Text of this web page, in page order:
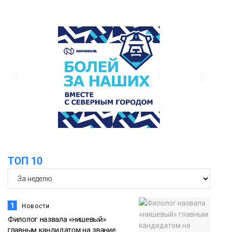
в связи с Днём рождения «Башни»
«Домик Хоббитов» и «Самолёт в
облаках» появятся в Кайеркане
Новости
ТОП 10
1 Новости
Филолог назвала «нишевый»
главным кандидатом на звание